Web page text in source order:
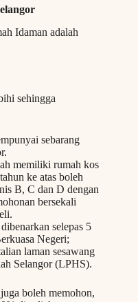
Idaman adalah
sehingga
sebarang
memiliki rumah kos
ke atas boleh
B, C dan D dengan
bersekali
selepas 5
Negeri;
laman sesawang
Selangor (LPHS).
boleh memohon,